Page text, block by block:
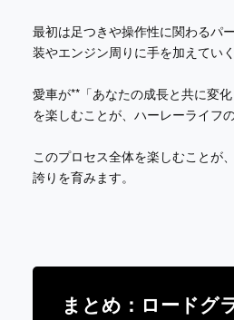
最初は足つきや操作性に関わるパ
装やエンジン周りに手を加えていく
愛車が**「あなたの成長と共に変
を楽しむことが、ハーレーライフ
このプロセス全体を楽しむことが
誇りを育みます。
まとめ：ロードグ